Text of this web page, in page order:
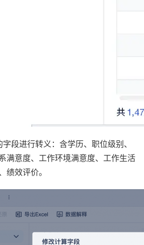
段进行转义：含学历、职位级别、
满意度、工作环境满意度、工作生活
绩效评价。